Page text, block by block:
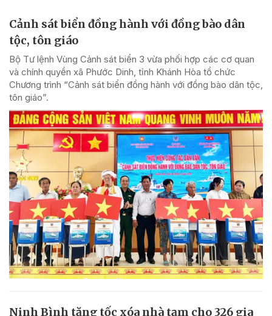
Cảnh sát biển đồng hành với đồng bào dân
tộc, tôn giáo
Bộ Tư lệnh Vùng Cảnh sát biển 3 vừa phối hợp các cơ quan
và chính quyền xã Phước Dinh, tỉnh Khánh Hòa tổ chức
Chương trình “Cảnh sát biển đồng hành với đồng bào dân tộc,
tôn giáo”.
Ninh Bình tăng tốc xóa nhà tạm cho 326 gia